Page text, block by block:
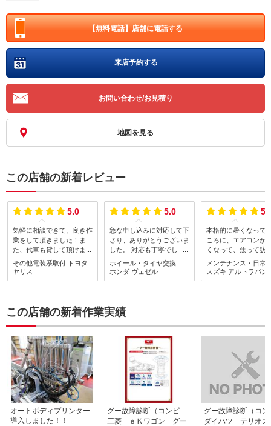
【無料電話】店舗に電話する
来店予約する
お問い合わせ/お見積り
地図を見る
この店舗の新着レビュー
5.0
気軽に相談できて、良き作
業をして頂きました！ま
た、代車も貸して頂けま
す。安心して預ける事がで
きました！
その他電装系取付 トヨタ
ヤリス
5.0
急な申し込みに対応して下
さり、ありがとうございま
した。 対応も丁寧でし
た！！
ホイール・タイヤ交換
ホンダ ヴェゼル
本格的に暑くなって
ころに、エアコンが
くなって、焦って訪
ました。急に行った
丁寧に対応して頂き
メンテナンス・日常
スズキ アルトラパン
この店舗の新着作業実績
オートボディプリンター
導入しました！！
グー故障診断（コンピュータ診断）
三菱 ｅＫワゴン グー
ダイハツ テリオス